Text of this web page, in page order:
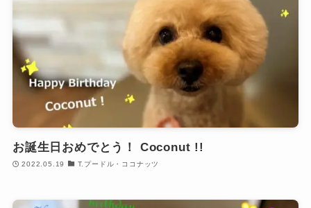
お誕生日おめでとう！ Coconut !!
2022.05.19 T.プードル・ココナッツ